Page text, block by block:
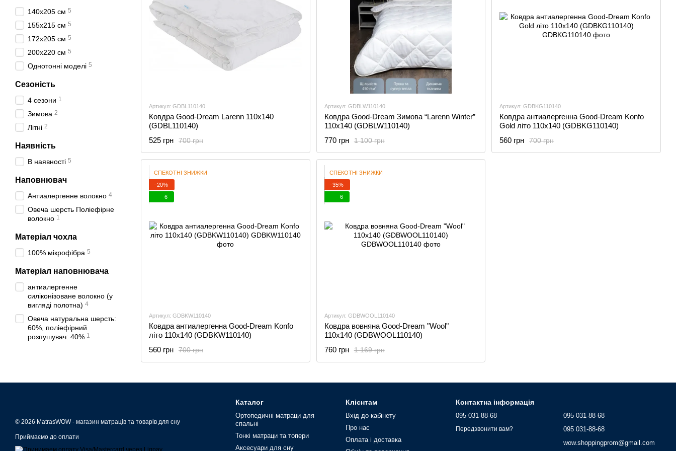
Артикул: GDBL110140
Ковдра Good-Dream Larenn 110х140
(GDBL110140)
700 грн
525 грн
Артикул: GDBLW110140
Ковдра Good-Dream Зимова “Larenn Winter”
110x140 (GDBLW110140)
1 100 грн
770 грн
Артикул: GDBKG110140
Ковдра антиалергенна Good-Dream Konfo
Gold літо 110х140 (GDBKG110140)
700 грн
560 грн
СПЕКОТНІ ЗНИЖКИ
−20%
6
Артикул: GDBKW110140
Ковдра антиалергенна Good-Dream Konfo
літо 110х140 (GDBKW110140)
700 грн
560 грн
СПЕКОТНІ ЗНИЖКИ
−35%
6
Артикул: GDBWOOL110140
Ковдра вовняна Good-Dream "Wool"
110x140 (GDBWOOL110140)
1 169 грн
760 грн
140x205 см 5
155x215 см 5
172x205 см 5
200x220 см 5
Однотонні моделі 5
Сезоність
4 сезони 1
Зимова 2
Літні 2
Наявність
В наявності 5
Наповнювач
Антиалергенне волокно 4
Овеча шерсть Поліефірне
волокно 1
Матеріал чохла
100% мікрофібра 5
Матеріал наповнювача
антиалергенне
силіконізоване волокно (у
вигляді полотна) 4
Овеча натуральна шерсть:
60%, поліефірний
розпушувач: 40% 1
© 2026 MatrasWOW - магазин матраців та товарів для сну
Приймаємо до оплати
Каталог
Ортопедичні матраци для
спальні
Тонкі матраци та топери
Аксесуари для сну
Клієнтам
Вхід до кабінету
Про нас
Оплата і доставка
Контактна інформація
095 031-88-68
Передзвонити вам?
095 031-88-68
095 031-88-68
wow.shoppingprom@gmail.com